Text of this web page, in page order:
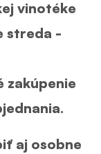
vinotéke
streda -
zakúpenie
aj osobne